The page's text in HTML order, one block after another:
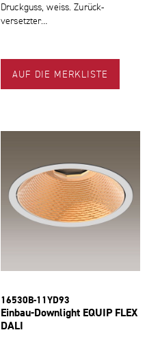
Druckguss, weiss. Zurück­
versetzter…
16530B-​11YD93
Einbau-​Downlight EQUIP FLEX
DALI